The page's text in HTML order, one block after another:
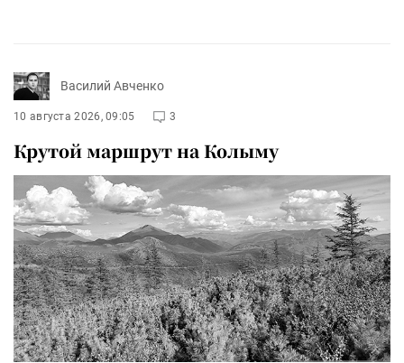
Василий Авченко
10 августа 2026, 09:05 3
Крутой маршрут на Колыму